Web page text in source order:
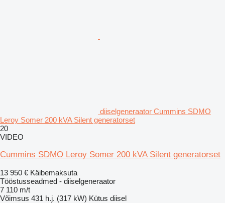
diiselgeneraator Cummins SDMO
Leroy Somer 200 kVA Silent generatorset
20
VIDEO
Cummins SDMO Leroy Somer 200 kVA Silent generatorset
13 950 € Käibemaksuta
Tööstusseadmed - diiselgeneraator
7 110 m/t
Võimsus 431 h.j. (317 kW) Kütus diisel